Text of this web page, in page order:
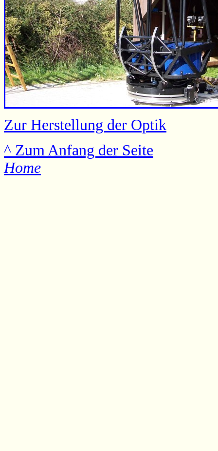
Zur Herstellung der Optik
^ Zum Anfang der Seite
Home